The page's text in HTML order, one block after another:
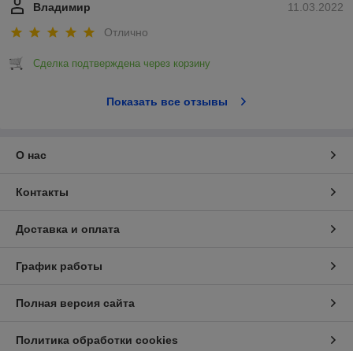
11.03.2022
Владимир
Отлично
Сделка подтверждена через корзину
Показать все отзывы
О нас
Контакты
Доставка и оплата
График работы
Полная версия сайта
Политика обработки cookies